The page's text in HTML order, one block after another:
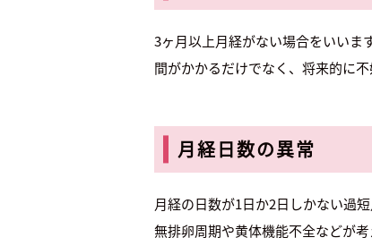
3ヶ月以上月経がない場合をいいま
間がかかるだけでなく、将来的に
月経日数の異常
月経の日数が1日か2日しかない過
無排卵周期や黄体機能不全などが考